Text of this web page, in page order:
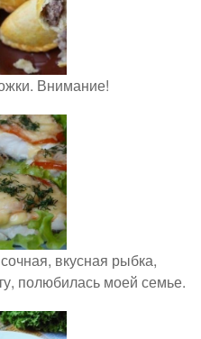
Внимание!
вкусная рыбка,
полюбилась моей семье.